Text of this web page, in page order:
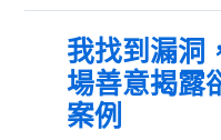
我找到漏洞
場善意揭露
案例